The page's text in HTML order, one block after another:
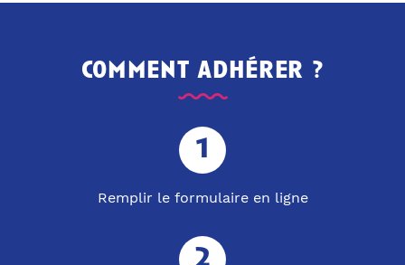
comment adhérer ?
Remplir le formulaire en ligne